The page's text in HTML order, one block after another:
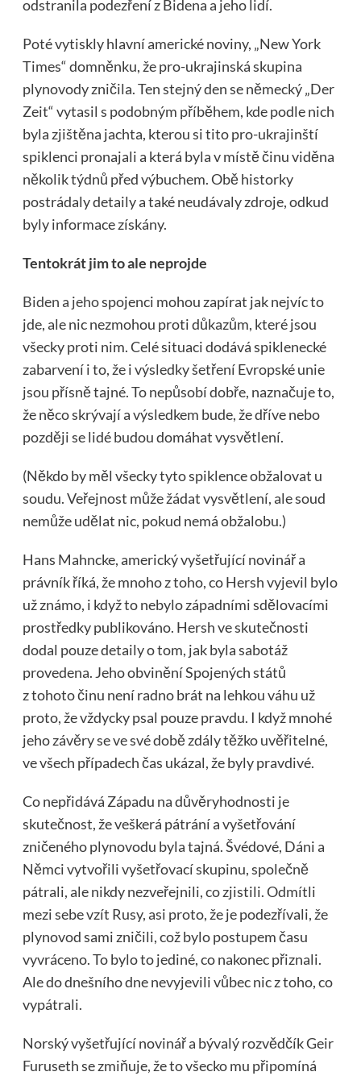
odstranila podezření z Bidena a jeho lidí.
Poté vytiskly hlavní americké noviny, „New York
Times“ domněnku, že pro-ukrajinská skupina
plynovody zničila. Ten stejný den se německý „Der
Zeit“ vytasil s podobným příběhem, kde podle nich
byla zjištěna jachta, kterou si tito pro-ukrajinští
spiklenci pronajali a která byla v místě činu viděna
několik týdnů před výbuchem. Obě historky
postrádaly detaily a také neudávaly zdroje, odkud
byly informace získány.
Tentokrát jim to ale neprojde
Biden a jehospojenci mohou zapírat jak nejvíc to
jde, ale nic nezmohou proti důkazům, které jsou
všecky proti nim. Celé situaci dodává spiklenecké
zabarvení i to, že i výsledky šetření Evropské unie
jsou přísně tajné. To nepůsobí dobře, naznačuje to,
že něco skrývají a výsledkem bude, že dříve nebo
později se lidé budou domáhat vysvětlení.
(Někdo by měl všecky tyto spiklence obžalovat u
soudu. Veřejnost může žádat vysvětlení, ale soud
nemůže udělat nic, pokud nemá obžalobu.)
Hans Mahncke, americký vyšetřující novinář a
právník říká, že mnoho z toho, co Hersh vyjevil bylo
už známo, i když to nebylo západními sdělovacími
prostředky publikováno. Hersh ve skutečnosti
dodal pouze detaily o tom, jak byla sabotáž
provedena. Jeho obvinění Spojených států
z tohoto činu není radno brát na lehkou váhu už
proto, že vždycky psal pouze pravdu. I když mnohé
jeho závěry se ve své době zdály těžko uvěřitelné,
ve všech případech čas ukázal, že byly pravdivé.
Co nepřidává Západu na důvěryhodnosti je
skutečnost, že veškerá pátrání a vyšetřování
zničeného plynovodu byla tajná. Švédové, Dáni a
Němci vytvořili vyšetřovací skupinu, společně
pátrali, ale nikdy nezveřejnili, co zjistili. Odmítli
mezi sebe vzít Rusy, asi proto, že je podezřívali, že
plynovod sami zničili, což bylo postupem času
vyvráceno. To bylo to jediné, co nakonec přiznali.
Ale do dnešního dne nevyjevili vůbec nic z toho, co
vypátrali.
Norský vyšetřující novinář a bývalý rozvědčík Geir
Furuseth se zmiňuje, že to všecko mu připomíná